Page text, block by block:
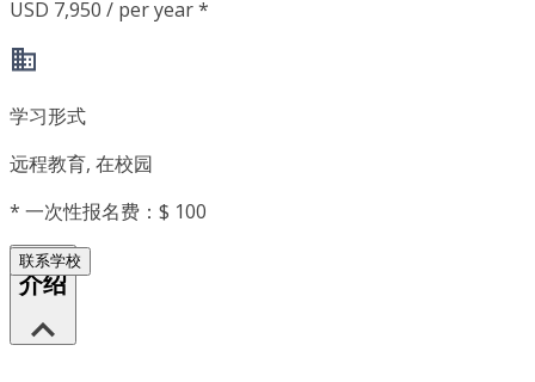
USD 7,950 / per year *
学习形式
远程教育, 在校园
* 一次性报名费：$ 100
联系学校
介绍